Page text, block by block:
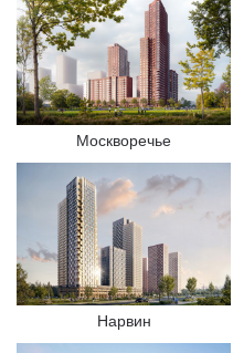
Москворечье
Нарвин